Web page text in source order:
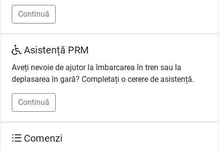
Continuă
Asistență PRM
Aveți nevoie de ajutor la îmbarcarea în tren sau la
deplasarea în gară? Completați o cerere de asistență.
Continuă
Comenzi